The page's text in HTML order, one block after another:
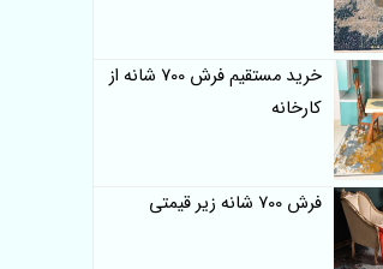
خرید مستقیم فرش 700 شانه از
کارخانه
فرش 700 شانه زیر قیمتی